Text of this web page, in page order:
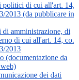
politici di cui all'art. 14,
2013 (da pubblicare in
amministrazione, di
di cui all'art. 14, co.
2013
(documentazione da
dei dati